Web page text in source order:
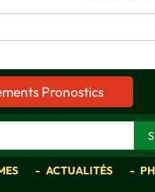
Pronostics
ACTUALITÉS